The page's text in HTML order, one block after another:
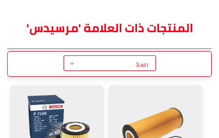
المنتجات ذات العلامة 'مرسيدس'